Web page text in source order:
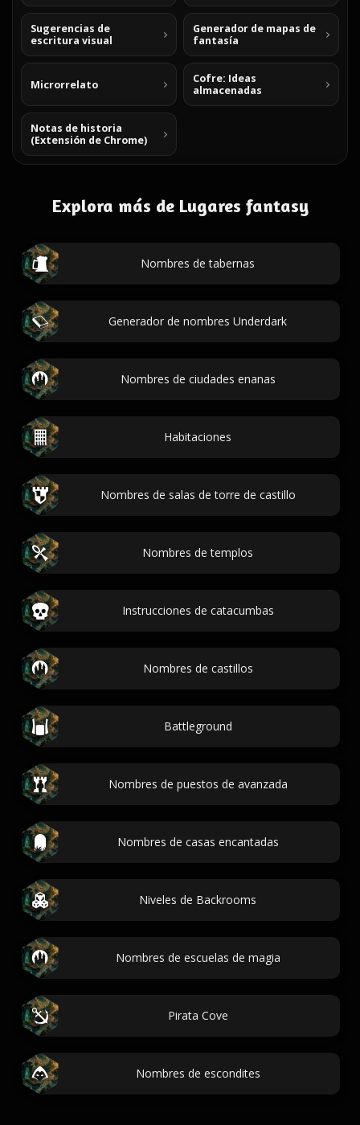
Sugerencias de
escritura visual
Generador de mapas de
fantasía
Microrrelato
Cofre: Ideas
almacenadas
Notas de historia
(Extensión de Chrome)
Explora más de Lugares fantasy
Nombres de tabernas
Generador de nombres Underdark
Nombres de ciudades enanas
Habitaciones
Nombres de salas de torre de castillo
Nombres de templos
Instrucciones de catacumbas
Nombres de castillos
Battleground
Nombres de puestos de avanzada
Nombres de casas encantadas
Niveles de Backrooms
Nombres de escuelas de magia
Pirata Cove
Nombres de escondites